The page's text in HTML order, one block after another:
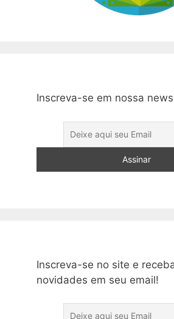
Inscreva-se em nossa
Inscreva-se no site e
novidades em seu email!